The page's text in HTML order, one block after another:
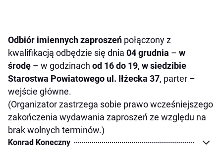
Odbiór imiennych zaproszeń połączony z
kwalifikacją odbędzie się dnia 04 grudnia – w
środę – w godzinach od 16 do 19, w siedzibie
Starostwa Powiatowego ul. Iłżecka 37, parter –
wejście główne.
(Organizator zastrzega sobie prawo wcześniejszego
zakończenia wydawania zaproszeń ze względu na
brak wolnych terminów.)
Konrad Koneczny